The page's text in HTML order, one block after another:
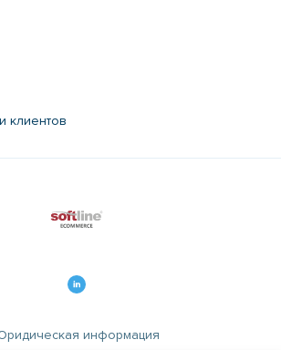
клиентов
информация